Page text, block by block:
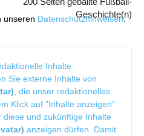
unseren Datenschutzhinweisen.
Geschichte(n)
Inhalte
Sie externe Inhalte von
, die unser redaktionelles
Klick auf "Inhalte anzeigen"
und zukünftige Inhalte
anzeigen dürfen. Damit